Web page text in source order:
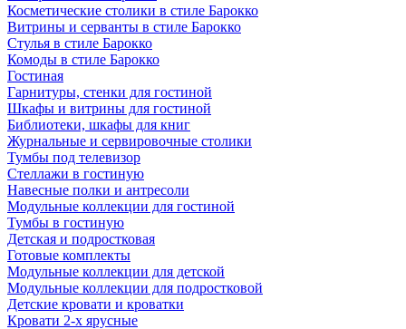
Косметические столики в стиле Барокко
Витрины и серванты в стиле Барокко
Стулья в стиле Барокко
Комоды в стиле Барокко
Гостиная
Гарнитуры, стенки для гостиной
Шкафы и витрины для гостиной
Библиотеки, шкафы для книг
Журнальные и сервировочные столики
Тумбы под телевизор
Стеллажи в гостиную
Навесные полки и антресоли
Модульные коллекции для гостиной
Тумбы в гостиную
Детская и подростковая
Готовые комплекты
Модульные коллекции для детской
Модульные коллекции для подростковой
Детские кровати и кроватки
Кровати 2-х ярусные